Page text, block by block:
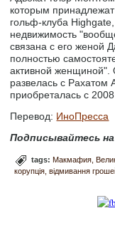
которым
гольф-клуба
недвижимость
связана с его женой
полностью
активной женщиной".
развелась с Рахатом
приобреталась с
Перевод: ИноПресса
Подписывайтесь
tags:Макмафия
корупція відмивання